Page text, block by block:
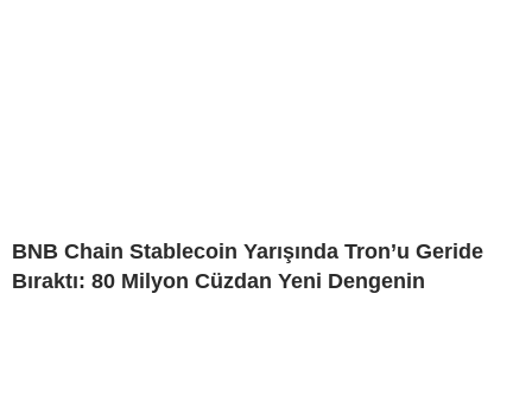
BNB Chain Stablecoin Yarışında Tron’u Geride
Bıraktı: 80 Milyon Cüzdan Yeni Dengenin